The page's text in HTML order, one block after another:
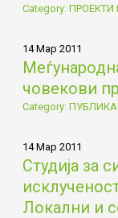
Category:
14 Мар 2011
човекови
Category:
14 Мар 2011
Студија за
Локални и